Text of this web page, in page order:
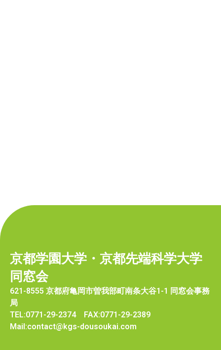
京都学園大学・京都先端科学大学
同窓会
621-8555 京都府亀岡市曽我部町南条大谷1-1 同窓会事務
局
TEL:0771-29-2374 FAX:0771-29-2389
Mail:contact@kgs-dousoukai.com